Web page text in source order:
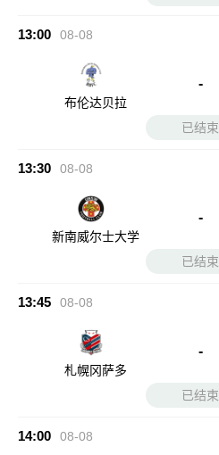
13:00 08-08
布伦达贝拉
-
已结束
13:30 08-08
新南威尔士大学
-
已结束
13:45 08-08
札幌冈萨多
-
已结束
14:00 08-08